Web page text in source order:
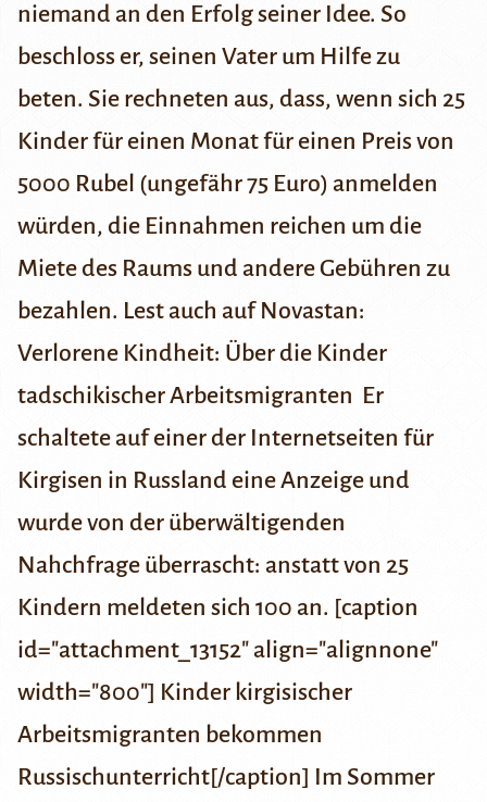
niemand an den Erfolg seiner Idee. So
beschloss er, seinen Vater um Hilfe zu
beten. Sie rechneten aus, dass, wenn sich 25
Kinder für einen Monat für einen Preis von
5000 Rubel (ungefähr 75 Euro) anmelden
würden, die Einnahmen reichen um die
Miete des Raums und andere Gebühren zu
bezahlen. Lest auch auf Novastan:
Verlorene Kindheit: Über die Kinder
tadschikischer Arbeitsmigranten Er
schaltete auf einer der Internetseiten für
Kirgisen in Russland eine Anzeige und
wurde von der überwältigenden
Nahchfrage überrascht: anstatt von 25
Kindern meldeten sich 100 an. [caption
id="attachment_13152" align="alignnone"
width="800"] Kinder kirgisischer
Arbeitsmigranten bekommen
Russischunterricht[/caption] Im Sommer